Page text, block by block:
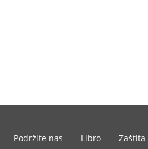
Podržite nas Libro Zaštita